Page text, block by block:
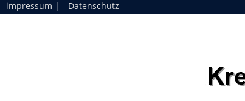
impressum | Datenschutz